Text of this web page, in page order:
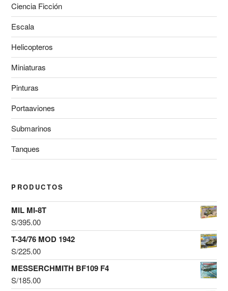
Ciencia Ficción
Escala
Helicopteros
Miniaturas
Pinturas
Portaaviones
Submarinos
Tanques
PRODUCTOS
MIL MI-8T
S/395.00
T-34/76 MOD 1942
S/225.00
MESSERCHMITH BF109 F4
S/185.00